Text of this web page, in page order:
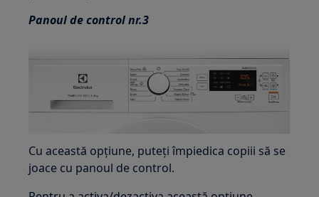
Panoul de control nr.3
Cu această opțiune, puteți împiedica copiii să se
joace cu panoul de control.